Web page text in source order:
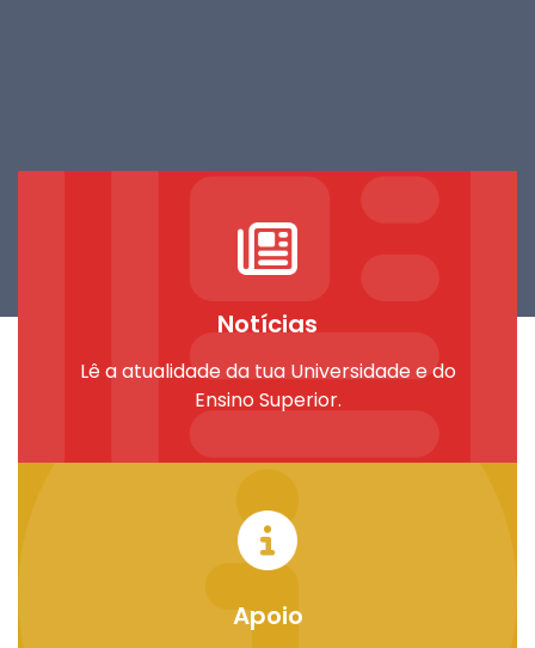
Notícias
Lê a atualidade da tua Universidade e do
Ensino Superior.
Apoio